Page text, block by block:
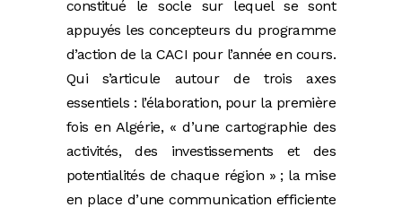
constitué le socle sur lequel se sont
appuyés les concepteurs du programme
d’action de la CACI pour l’année en cours.
Qui s’articule autour de trois axes
essentiels : l’élaboration, pour la première
fois en Algérie, « d’une cartographie des
activités, des investissements et des
potentialités de chaque région » ; la mise
en place d’une communication efficiente